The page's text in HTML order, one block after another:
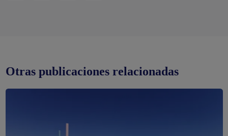
Otras publicaciones relacionadas